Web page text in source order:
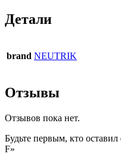
Детали
brand NEUTRIK
Отзывы
Отзывов пока нет.
Будьте первым, кто
F»